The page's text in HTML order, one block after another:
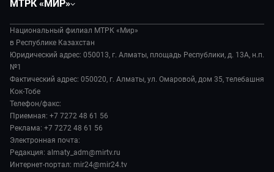
Экономика
Происшествия
Наука и технологии
Здоровье и медицина
Спорт
Авто
Культура
Вместе выгодно
Евразия. Культурно
Евразия. Регионы
Наши иностранцы
Пять причин поехать в...
Сделано в Содружестве
МТРК «МИР»
История
Руководство
Лица мира
Пресса о нас
Карьера
Реклама
Обратная связь
Национальный филиал МТРК «Мир»
в Республике Казахстан
Юридический адрес: 050013, г. Алматы, площадь Республики, д. 13А, н.п.
№1
Фактический адрес: 050020, г. Алматы, ул. Омаровой, дом 35, телебашня
Кок-Тобе
Телефон/факс:
Приемная: +7 7272 48 61 56
Реклама: +7 7272 48 61 56
Электронная почта:
Редакция: almaty_adm@mirtv.ru
Интернет-портал: mir24@mir24.tv